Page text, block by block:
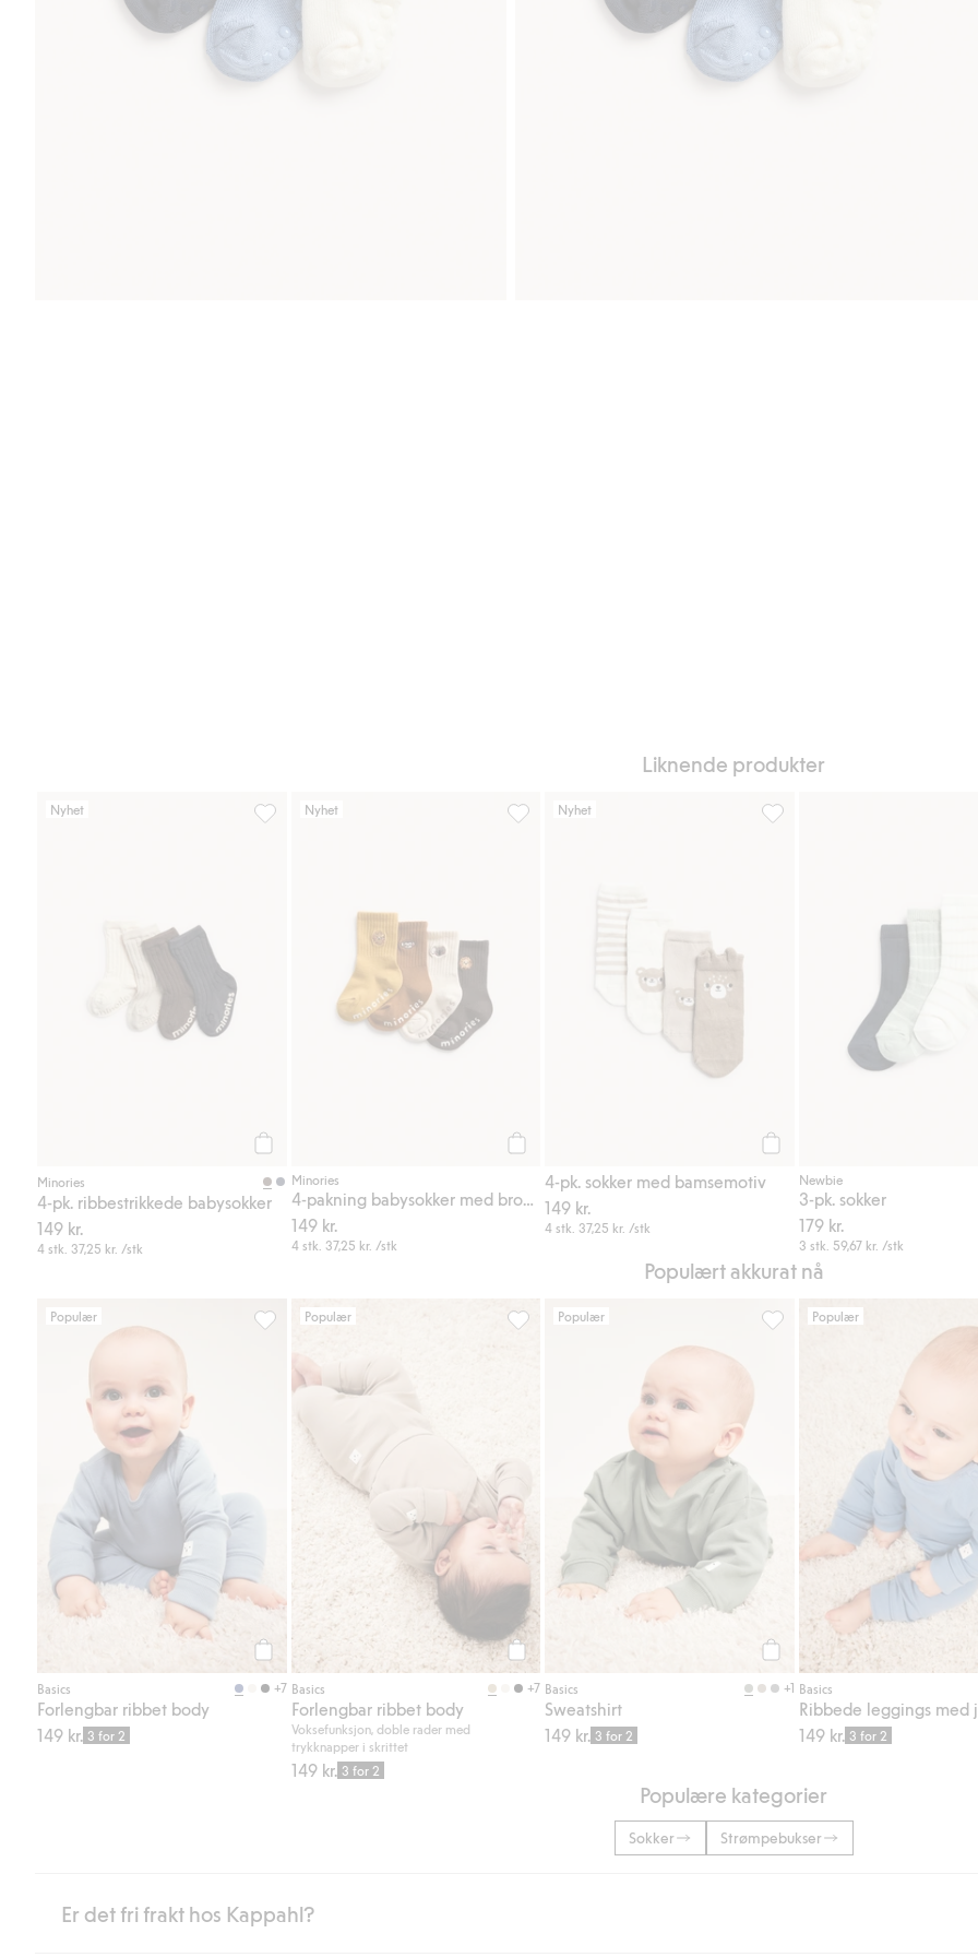
Gratis fraktalternativer
Liknende produkter
Nyhet
Minories
4-pk. ribbestrikkede babysokker
149 kr.
4 stk. 37,25 kr. /stk
Nyhet
Minories
4-pakning babysokker med broderi
149 kr.
4 stk. 37,25 kr. /stk
Nyhet
4-pk. sokker med bamsemotiv
149 kr.
4 stk. 37,25 kr. /stk
Newbie
3-pk. sokker
179 kr.
3 stk. 59,67 kr. /stk
Populært akkurat nå
Populær
Legg til
Basics +7
Forlengbar ribbet body
149 kr. 3 for 2
Populær
Legg til
Basics +7
Forlengbar ribbet body
Voksefunksjon, doble rader med
trykknapper i skrittet
149 kr. 3 for 2
Forlengbar ribbet body, Legg til i favoriter
Populær
Legg til
Basics +1
Sweatshirt
149 kr. 3 for 2
Sweatshirt, Legg til i favoriter
Populær
Basics
149 kr. 3 for 2
Populære kategorier
Sokker Strømpebukser
Er det fri frakt hos Kappahl?